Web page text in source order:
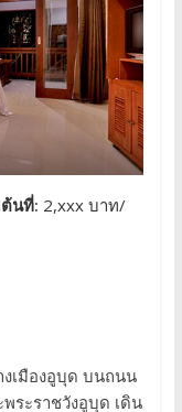
ต้นที่: 2,xxx บาท/
เมืองอูบุด บนถนน
ระราชวังอูบุด เดิน